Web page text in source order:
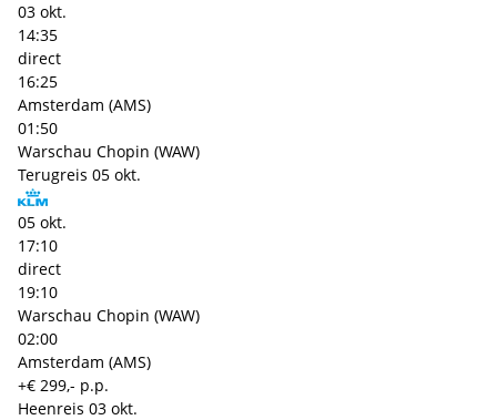
03 okt.
14:35
direct
16:25
Amsterdam (AMS)
01:50
Warschau Chopin (WAW)
Terugreis 05 okt.
05 okt.
17:10
direct
19:10
Warschau Chopin (WAW)
02:00
Amsterdam (AMS)
+€ 299,- p.p.
Heenreis 03 okt.